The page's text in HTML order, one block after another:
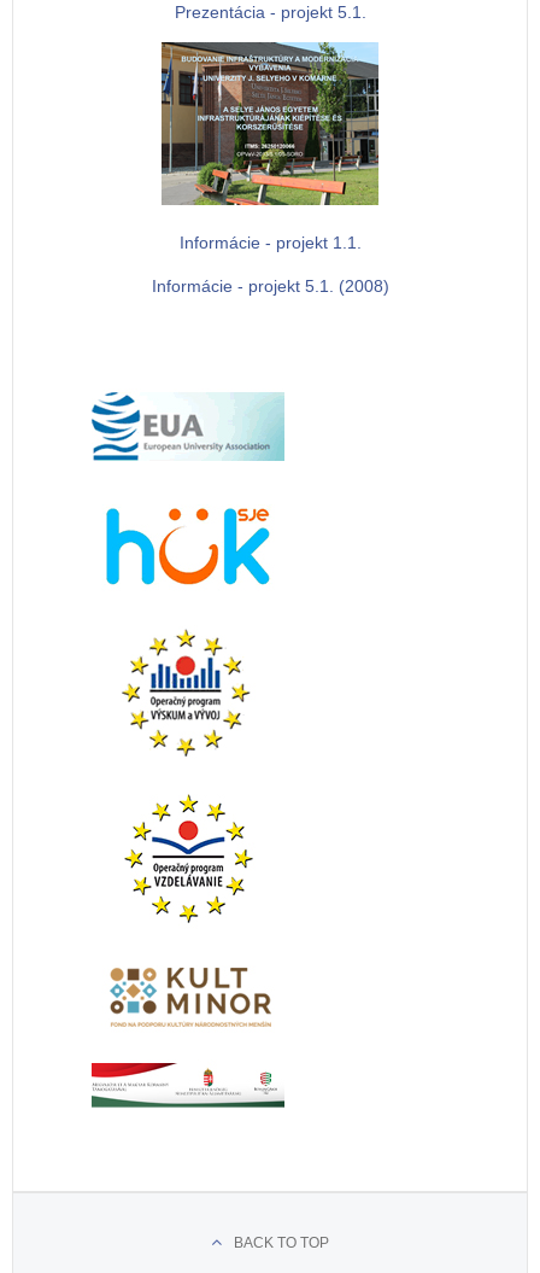
Prezentácia - projekt 5.1.
Informácie - projekt 1.1.
Informácie - projekt 5.1. (2008)
BACK TO TOP